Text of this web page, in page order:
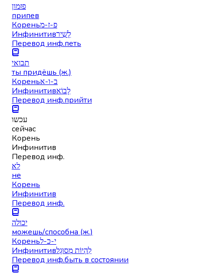
פזמון
припев
Кореньפ-ז-מ
Инфинитивלָשִׁיר
Перевод инф.петь
תבואי
ты придёшь (ж.)
Кореньב-ו-א
Инфинитивלָבוֹא
Перевод инф.прийти
עכשו
сейчас
Корень
Инфинитив
Перевод инф.
לא
не
Корень
Инфинитив
Перевод инф.
יכולה
можешь/способна (ж.)
Кореньי-כ-ל
Инфинитивלִהְיוֹת מְסוּגָל
Перевод инф.быть в состоянии